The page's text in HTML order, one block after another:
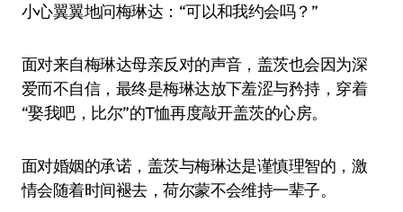
小心翼翼地问梅琳达：“可以和我约会吗？”
面对来自梅琳达母亲反对的声音，盖茨也会因为深
爱而不自信，最终是梅琳达放下羞涩与矜持，穿着
“娶我吧，比尔”的T恤再度敲开盖茨的心房。
面对婚姻的承诺，盖茨与梅琳达是谨慎理智的，激
情会随着时间褪去，荷尔蒙不会维持一辈子。